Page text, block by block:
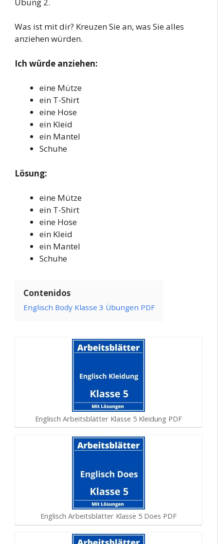
Was ist mit dir? Kreuzen Sie an, was Sie alles
anziehen würden.
Ich würde anziehen:
eine Mütze
ein T-Shirt
eine Hose
ein Kleid
ein Mantel
Schuhe
Lösung:
eine Mütze
ein T-Shirt
eine Hose
ein Kleid
ein Mantel
Schuhe
Contenidos
Englisch Body Klasse 3 Übungen PDF
Englisch Arbeitsblätter Klasse 5 Kleidung PDF
Englisch Arbeitsblätter Klasse 5 Does PDF